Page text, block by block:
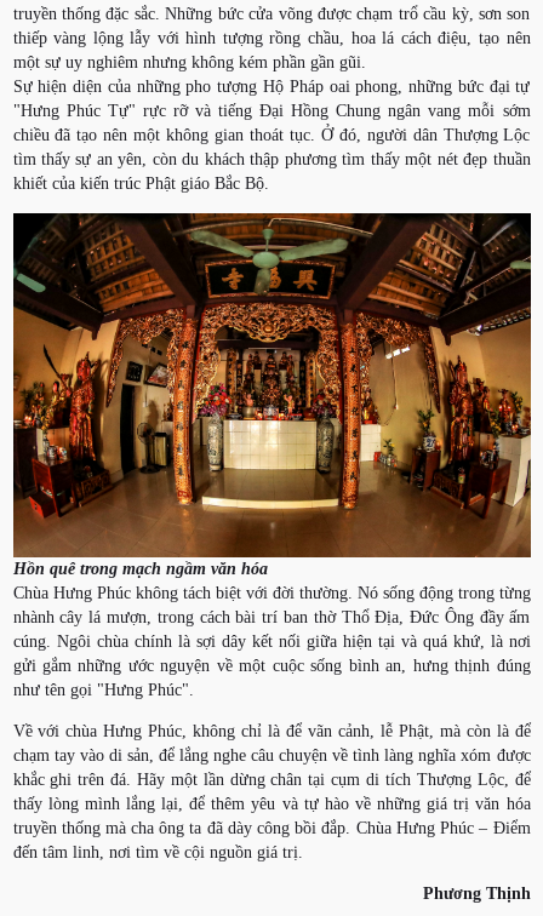
truyền thống đặc sắc. Những bức cửa võng được chạm trổ cầu kỳ, sơn son
thiếp vàng lộng lẫy với hình tượng rồng chầu, hoa lá cách điệu, tạo nên
một sự uy nghiêm nhưng không kém phần gần gũi.
Sự hiện diện của những pho tượng Hộ Pháp oai phong, những bức đại tự
"Hưng Phúc Tự" rực rỡ và tiếng Đại Hồng Chung ngân vang mỗi sớm
chiều đã tạo nên một không gian thoát tục. Ở đó, người dân Thượng Lộc
tìm thấy sự an yên, còn du khách thập phương tìm thấy một nét đẹp thuần
khiết của kiến trúc Phật giáo Bắc Bộ.
Hồn quê trong mạch ngầm văn hóa
Chùa Hưng Phúc không tách biệt với đời thường. Nó sống động trong từng
nhành cây lá mượn, trong cách bài trí ban thờ Thổ Địa, Đức Ông đầy ấm
cúng. Ngôi chùa chính là sợi dây kết nối giữa hiện tại và quá khứ, là nơi
gửi gắm những ước nguyện về một cuộc sống bình an, hưng thịnh đúng
như tên gọi "Hưng Phúc".
Về với chùa Hưng Phúc, không chỉ là để vãn cảnh, lễ Phật, mà còn là để
chạm tay vào di sản, để lắng nghe câu chuyện về tình làng nghĩa xóm được
khắc ghi trên đá. Hãy một lần dừng chân tại cụm di tích Thượng Lộc, để
thấy lòng mình lắng lại, để thêm yêu và tự hào về những giá trị văn hóa
truyền thống mà cha ông ta đã dày công bồi đắp. Chùa Hưng Phúc – Điểm
đến tâm linh, nơi tìm về cội nguồn giá trị.
Phương Thịnh